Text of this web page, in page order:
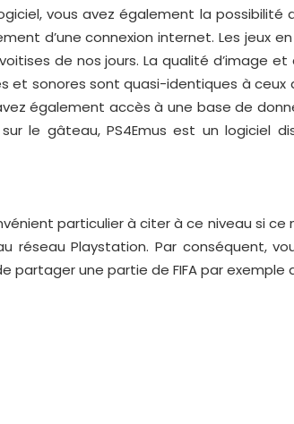
vous avez également la possibilité
d’une connexion internet. Les jeux
de nos jours. La qualité d’image
sonores sont quasi-identiques à ceux
également accès à une base de
le gâteau, PS4Emus est un logiciel
particulier à citer à ce niveau si ce
réseau Playstation. Par conséquent,
partager une partie de FIFA par exemple